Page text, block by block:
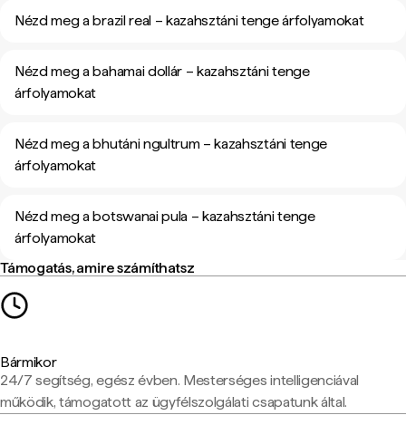
Nézd meg a brazil real – kazahsztáni tenge árfolyamokat
Nézd meg a bahamai dollár – kazahsztáni tenge
árfolyamokat
Nézd meg a bhutáni ngultrum – kazahsztáni tenge
árfolyamokat
Nézd meg a botswanai pula – kazahsztáni tenge
árfolyamokat
Támogatás, amire számíthatsz
Bármikor
24/7 segítség, egész évben. Mesterséges intelligenciával
működik, támogatott az ügyfélszolgálati csapatunk által.